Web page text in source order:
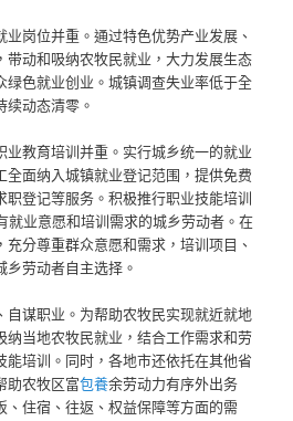
岗位并重。通过特色优势产业发展、
带动和吸纳农牧民就业，大力发展生态
绿色就业创业。城镇调查失业率低于全
动态清零。
教育培训并重。实行城乡统一的就业
面纳入城镇就业登记范围，提供免费
职登记等服务。积极推行职业技能培训
就业意愿和培训需求的城乡劳动者。在
分尊重群众意愿和需求，培训项目、
劳动者自主选择。
自谋职业。为帮助农牧民实现就近就地
纳当地农牧民就业，结合工作需求和劳
培训。同时，各地市还依托在其他省
助农牧区富包養余劳动力有序外出务
、住宿、往返、权益保障等方面的需